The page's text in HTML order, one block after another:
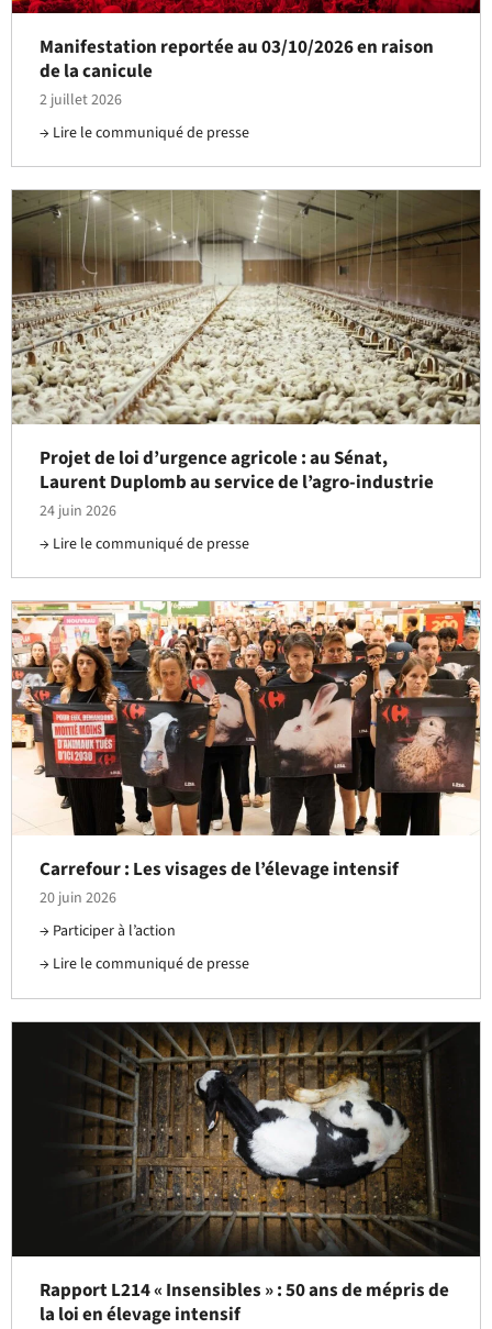
Manifestation reportée au 03/10/2026 en raison
de la canicule
2 juillet 2026
Lire le communiqué de presse
Projet de loi d’urgence agricole : au Sénat,
Laurent Duplomb au service de l’agro-industrie
24 juin 2026
Lire le communiqué de presse
Carrefour : Les visages de l’élevage intensif
20 juin 2026
Participer à l’action
Lire le communiqué de presse
Rapport L214 « Insensibles » : 50 ans de mépris de
la loi en élevage intensif